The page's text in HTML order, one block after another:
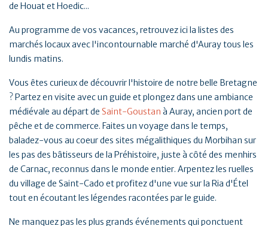
de Houat et Hoedic...
Au programme de vos vacances, retrouvez ici la listes des
marchés locaux avec l'incontournable marché d'Auray tous les
lundis matins.
Vous êtes curieux de découvrir l'histoire de notre belle Bretagne
? Partez en visite avec un guide et plongez dans une ambiance
médiévale au départ de Saint-Goustan à Auray, ancien port de
pêche et de commerce. Faites un voyage dans le temps,
baladez-vous au coeur des sites mégalithiques du Morbihan sur
les pas des bâtisseurs de la Préhistoire, juste à côté des menhirs
de Carnac, reconnus dans le monde entier. Arpentez les ruelles
du village de Saint-Cado et profitez d'une vue sur la Ria d'Étel
tout en écoutant les légendes racontées par le guide.
Ne manquez pas les plus grands événements qui ponctuent